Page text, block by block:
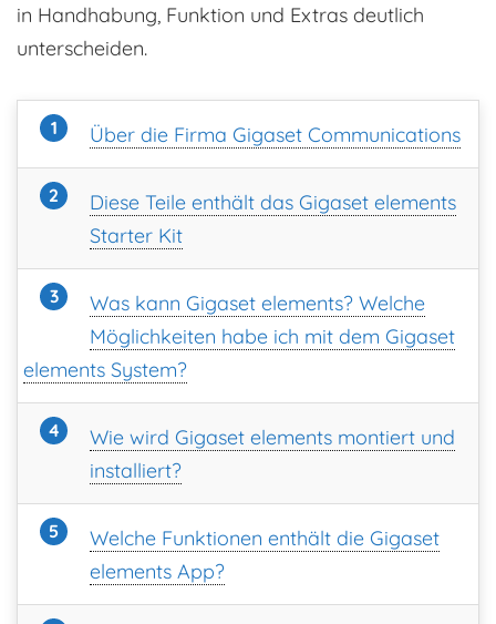
in Handhabung, Funktion und Extras deutlich
unterscheiden.
Über die Firma Gigaset Communications
Diese Teile enthält das Gigaset elements
Starter Kit
Was kann Gigaset elements? Welche
Möglichkeiten habe ich mit dem Gigaset
elements System?
Wie wird Gigaset elements montiert und
installiert?
Welche Funktionen enthält die Gigaset
elements App?